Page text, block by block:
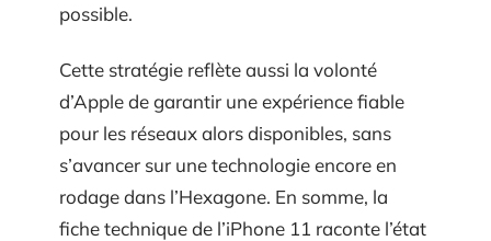
possible.
Cette stratégie reflète aussi la volonté
d’Apple de garantir une expérience fiable
pour les réseaux alors disponibles, sans
s’avancer sur une technologie encore en
rodage dans l’Hexagone. En somme, la
fiche technique de l’iPhone 11 raconte l’état